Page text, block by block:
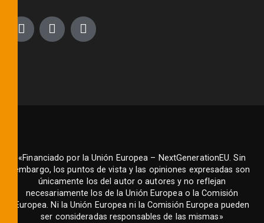
«Financiado por la Unión Europea – NextGenerationEU. Sin
embargo, los puntos de vista y las opiniones expresadas son
únicamente los del autor o autores y no reflejan
necesariamente los de la Unión Europea o la Comisión
Europea. Ni la Unión Europea ni la Comisión Europea pueden
ser consideradas responsables de las mismas»